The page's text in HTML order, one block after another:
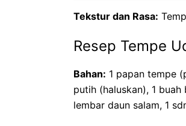
Tekstur dan Rasa:
Resep Tempe
Bahan: 1 papan tempe
putih (haluskan), 1
lembar daun salam, 1